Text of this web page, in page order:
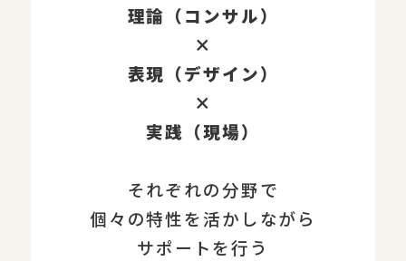
理論（コンサル）
×
表現（デザイン）
×
実践（現場）
それぞれの分野で
個々の特性を活かしながら
サポートを行う